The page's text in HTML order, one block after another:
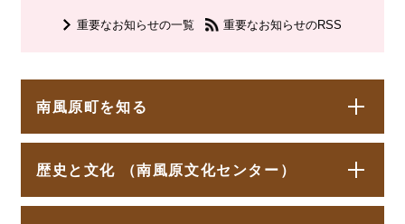
重要なお知らせの一覧 重要なお知らせのRSS
南風原町を知る
歴史と文化 （南風原文化センター）